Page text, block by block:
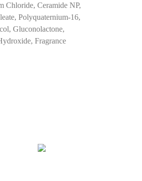
Chloride, Ceramide NP,
Polyquaternium-16,
Gluconolactone,
Fragrance